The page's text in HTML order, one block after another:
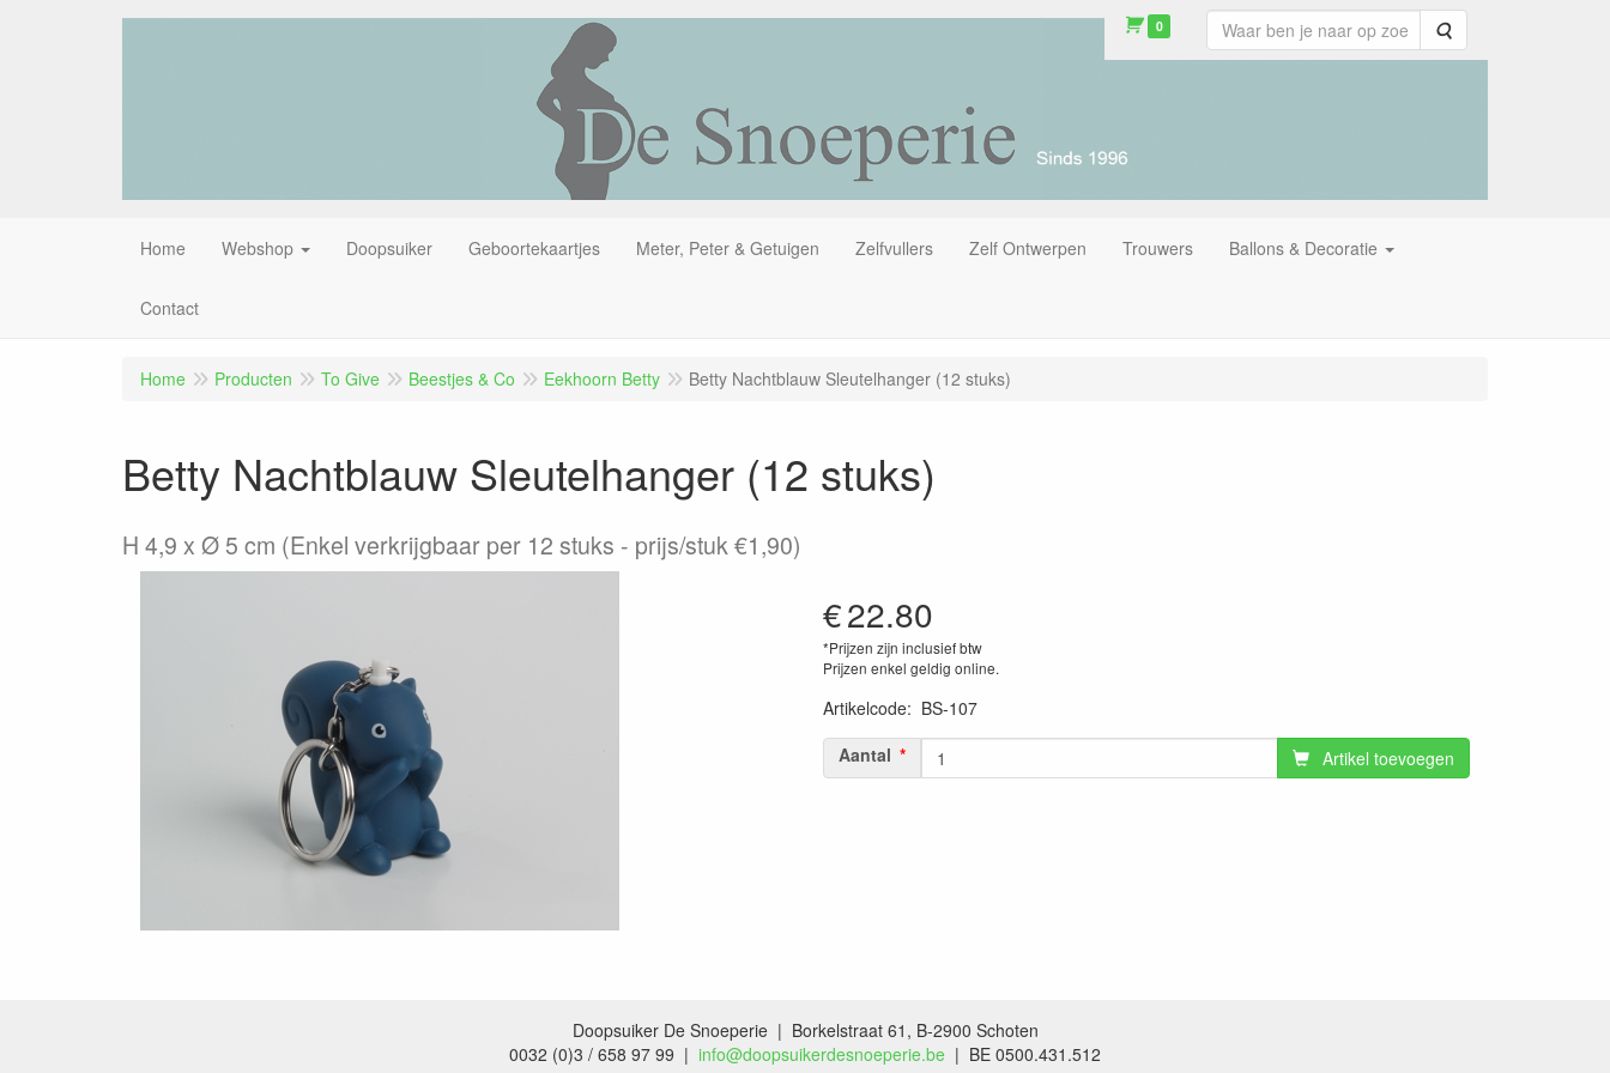
0 Zoeken
Home Webshop Doopsuiker Geboortekaartjes Meter, Peter & Getuigen Zelfvullers Zelf Ontwerpen Trouwers Ballons & Decoratie
Contact
Home Producten To Give Beestjes & Co Eekhoorn Betty Betty Nachtblauw Sleutelhanger (12 stuks)
Betty Nachtblauw Sleutelhanger (12 stuks)
H 4,9 x Ø 5 cm (Enkel verkrijgbaar per 12 stuks - prijs/stuk €1,90)
€22.80
*Prijzen zijn inclusief btw
Prijzen enkel geldig online.
Artikelcode: BS-107
Aantal
Artikel toevoegen
Doopsuiker De Snoeperie | Borkelstraat 61, B-2900 Schoten
0032 (0)3 / 658 97 99 | info@doopsuikerdesnoeperie.be | BE 0500.431.512